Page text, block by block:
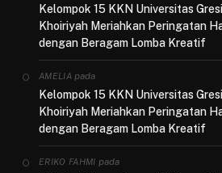
Kelompok 15 KKN Universitas
Khoiriyah Meriahkan Peringatan
dengan Beragam Lomba Kreatif
AMELIApada
Kelompok 15 KKN Universitas
Khoiriyah Meriahkan Peringatan
dengan Beragam Lomba Kreatif
ERIKO FAHMI pada